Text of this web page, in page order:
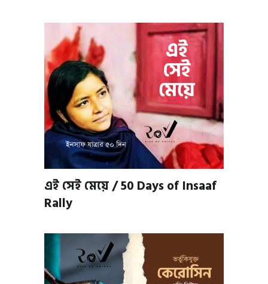
এই সেই মেয়ে / 50 Days of Insaaf
Rally